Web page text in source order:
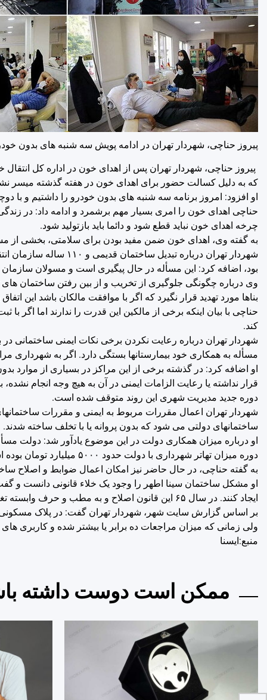
پیروز حناچی، شهردار تهران در ادامه پویش سه شنبه های بدون
پیروز حناچی، شهردار تهران پس از اهدای خون در اداره کل
که به دلیل کسالت حضور برای اهدای خون در هفته گذشته میسر نشد
او افزود: امروز برنامه سه شنبه های بدون خودرو را داشتیم و با
حناچی اهدای خون را امری بسیار مهم برشمرد و ادامه داد: در
چرخه اهدای خون نباید قطع شود و دائما باید بازتولید شود.
به گفته وی، اهدای خون ضمن مفید بودن برای سلامتی، بخشی از
شهردار تهران درباره
بود، اضافه کرد: این مسأله در حال پیگیری است و مسولان سازمان
وی درباره چگونگی جلوگیری از تخریب و از بین رفتن ساختمان
بناها مورد تهدید قرار نگیرد که اگر با موافقت مالکان باشد این
حناچی با بیان اینکه برخی از مالکین این قدرت را ندارند اما
کند.
شهردار تهران درباره رعایت نکردن برخی نکات ایمنی ساختمانی
مسأله به همکاری خود بیمارستانها بستگی دارد. اگر به شهرداری
او اضافه کرد: در گذشته برخی از این مراکز در بسیاری از موارد
قرار نداشته یا رعایت الزامات ایمنی در آن به هیچ وجه انجام
دوره جدید مدیریت شهری این روند متوقف شده است.
شهردار تهران اعمال مقررات مربوط به ایمنی و مقررات
ساختمانهای دولتی می شود که بدون پروانه یا با تخلف ساخته شدند.
او درباره میزان همکاری دولت در این موضوع یادآور شد: دولت
دوره میزان تهاتر شهرداری با دولت حدود ۵۰۰۰ میلیارد تومان بوده است.
به گفته حناچی، در حال حاضر نیز امکان اعمال ضوابط و اصلاح
او مشکل ساختمان سینا اطهر را وجود یک خلاء قانونی دانست و
ایجاد کنند. در سال ۶۵ این قانون اصلاح و به مطب و حرف وابسته تغییر می کند که نتیجه این تغییر ایجاد دی کلینیک ها در پلاک های مسکونی سطح شهر است.
بر اساس گزارش سایت شهر، شهردار تهران گفت: در پلاک مسکونی
ولی زمانی که میزان مراجعات ده برابر یا بیشتر شده و کاربری
منبع:ايسنا
ممکن است دوست داشته